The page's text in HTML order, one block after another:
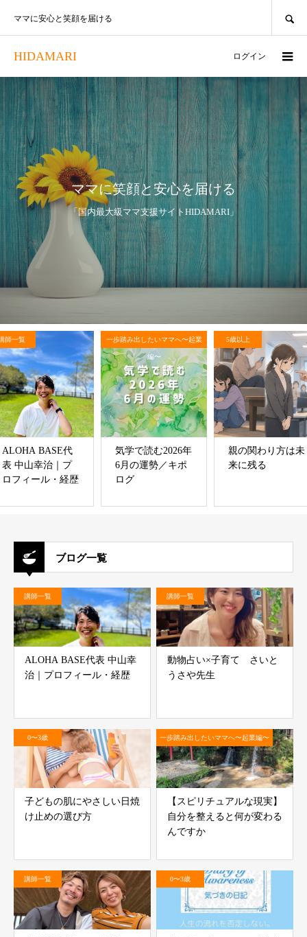
HIDAMARI
ママに安心と笑顔を届ける
ログイン
ママに笑顔と安心を届ける
「国内最大級ママ支援サイトHIDAMARI」
師一覧
ALOHA BASE代
表 中山幸治｜プ
ロフィール・経歴
一歩踏み出したいママへ〜起業
編〜
気学で読む2026年
6月の運勢／キポ
ログ
5歳以上
親の関わり方は未
来に残る
ブログ一覧
講師一覧
ALOHA BASE代表 中山幸
治｜プロフィール・経歴
講師一覧
動物占い×子育て さいと
うさや先生
0〜3歳
子どもの肌にやさしい日焼
け止めの選び方
一歩踏み出したいママへ〜起業編〜
【スピリチュアルな現実】
自分を整えると何が変わる
んですか
講師一覧 0〜3歳